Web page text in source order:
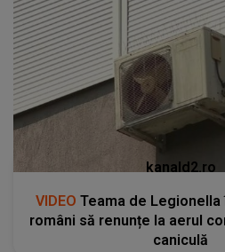
kanald2.ro
VIDEO Teama de
români să renunțe la aerul
caniculă